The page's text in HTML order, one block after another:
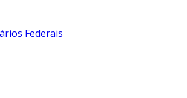
Federais